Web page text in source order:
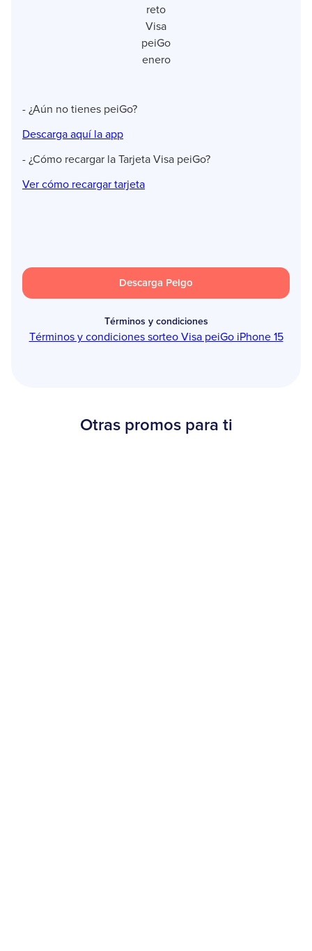
reto
Visa
peiGo
enero
- ¿Aún no tienes peiGo?
Descarga aquí la app
- ¿Cómo recargar la Tarjeta Visa peiGo?
Ver cómo recargar tarjeta
Descarga Peigo
Términos y condiciones
Términos y condiciones sorteo Visa peiGo iPhone 15
Otras promos para ti